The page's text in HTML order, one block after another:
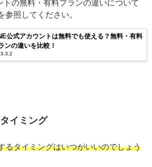
トの無料・有料プランの違いについて
参照してください。
公式アカウントは無料でも使える？無料・有料
ンの違いを比較！
イミング
るタイミングはいつがいいのでしょう